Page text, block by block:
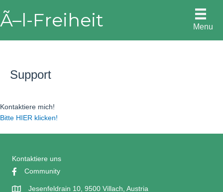
to
content
Ã–l-Freiheit Menu
Support
Kontaktiere mich!
Bitte HIER klicken!
Kontaktiere uns
Community
Jesenfeldrain 10, 9500 Villach, Austria